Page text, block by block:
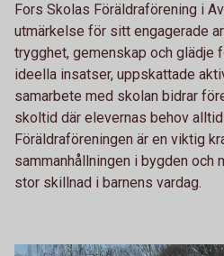
Fors Skolas Föräldraförening i
utmärkelse för sitt engagerade
trygghet, gemenskap och glädje
ideella insatser, uppskattade
samarbete med skolan bidrar
skoltid där elevernas behov
Föräldraföreningen är en viktig
sammanhållningen i bygden
stor skillnad i barnens vardag.